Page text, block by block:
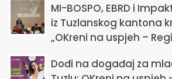
MI-BOSPO, EBRD i
iz Tuzlanskog kantona
„OKreni na uspjeh –
Dođi na događaj za